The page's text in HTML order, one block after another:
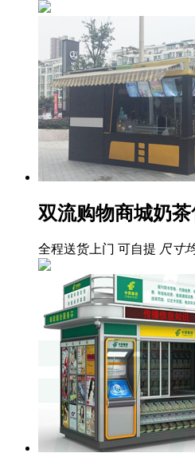
双流购物商城奶
全程送货上门 可自提 尺寸